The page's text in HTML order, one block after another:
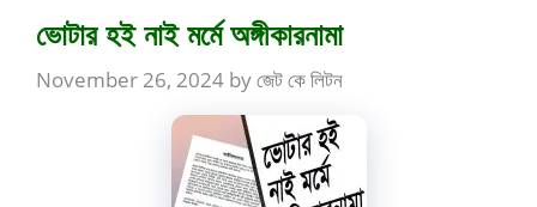
ভোটার হই নাই মর্মে অঙ্গীকারনামা
November 26, 2024 byজেট কে লিটন